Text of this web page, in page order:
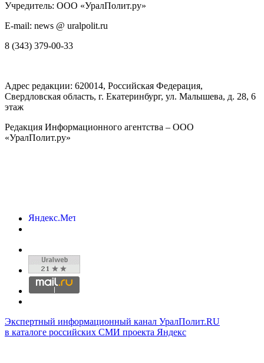
Учредитель: ООО «УралПолит.ру»
E-mail: news @ uralpolit.ru
8 (343) 379-00-33
Адрес редакции: 620014, Российская Федерация,
Свердловская область, г. Екатеринбург, ул. Малышева, д. 28, 6
этаж
Редакция Информационного агентства – ООО
«УралПолит.ру»
Экспертный информационный канал УралПолит.RU
в каталоге российских СМИ проекта Яндекс